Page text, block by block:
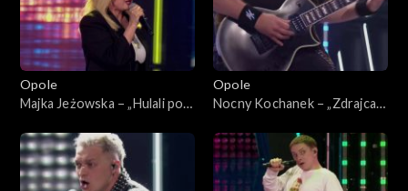
Opole
Majka Jeżowska – „Hulali po
„SuperJedynki”
Opole
Nocny Kochanek – „Zdrajca
„SuperJedynki”